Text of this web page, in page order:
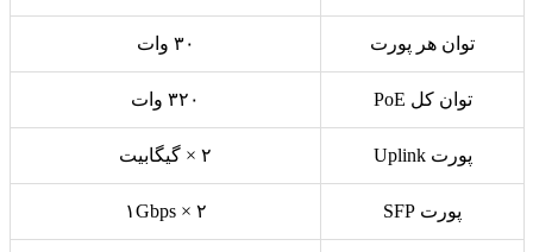
توان هر پورت ۳۰ وات
توان کل PoE ۳۲۰ وات
پورت Uplink ۲ × گیگابیت
پورت SFP ۲ × ۱Gbps